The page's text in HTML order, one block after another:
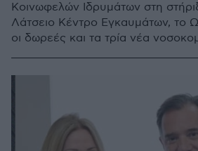
Κοινωφελών Ιδρυμάτων στη
Λάτσειο Κέντρο Εγκαυμάτων, το
οι δωρεές και τα τρία νέα